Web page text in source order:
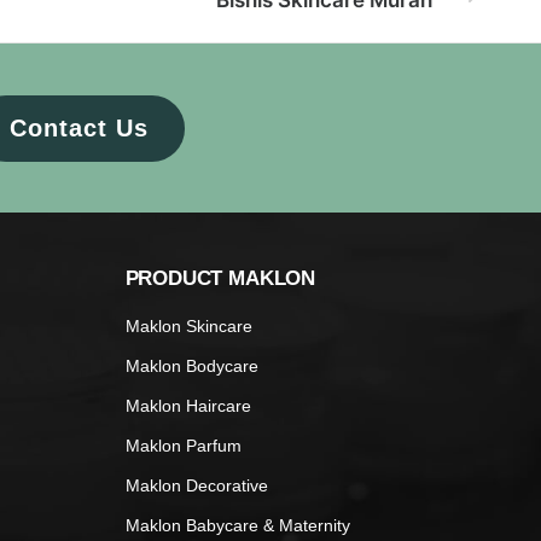
Contact Us
PRODUCT MAKLON
Maklon Skincare
Maklon Bodycare
Maklon Haircare
Maklon Parfum
Maklon Decorative
Maklon Babycare & Maternity